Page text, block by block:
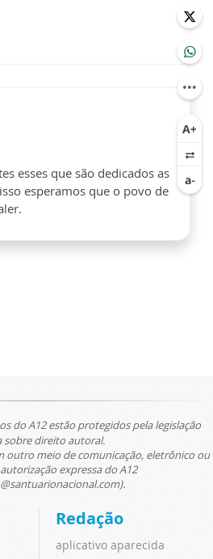
esses que são dedicados as
esperamos que o povo de
do A12 estão protegidos pela legislação
sobre direito autoral.
outro meio de comunicação, eletrônico ou
expressa do A12
Redação
aplicativo aparecida